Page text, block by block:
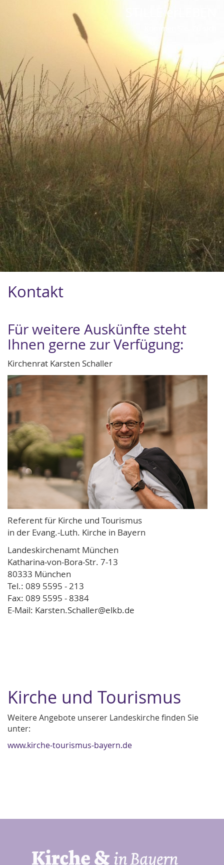
STILLE erLEBEN
Kommen Sie. Zu sich
Kontakt
Für weitere Auskünfte steht
Ihnen gerne zur Verfügung:
Kirchenrat Karsten Schaller
Referent für Kirche und Tourismus
in der Evang.-Luth. Kirche in Bayern
Landeskirchenamt München
Katharina-von-Bora-Str. 7-13
80333 München
Tel.: 089 5595 - 213
Fax: 089 5595 - 8384
E-Mail: Karsten.Schaller@elkb.de
Kirche und Tourismus
Weitere Angebote unserer Landeskirche finden Sie
unter:
www.kirche-tourismus-bayern.de